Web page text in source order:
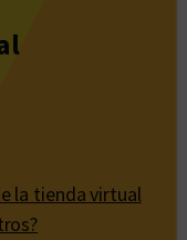
la tienda virtual